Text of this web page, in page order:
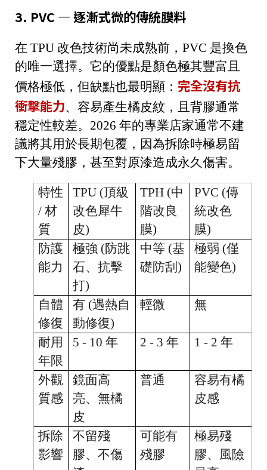
3. PVC — 逐漸式微的傳統膜料
在 TPU 改色技術尚未成熟前，PVC 是換色
的唯一選擇。它的優點是顏色極其豐富且
價格極低，但缺點也最明顯： 完全沒有抗
衝擊能力、容易產生橘皮紋，且背膠通常
穩定性較差。2026 年的專業店家通常不建
議將其用於長期包覆，因為拆除時極易留
下大量殘膠，甚至對原漆造成永久傷害。
特性
/ 材
質
TPU (頂級
改色犀牛
皮)
TPH (中
階改良
膜)
PVC (傳
統改色
膜)
防護
能力
極強 (防跳
石、抗擊
打)
中等 (基
礎防刮)
極弱 (僅
能變色)
自體
修復
有 (遇熱自
動修復)
輕微 無
耐用
年限
5 - 10 年 2 - 3 年 1 - 2 年
外觀
質感
鏡面高
亮、無橘
皮
普通
容易有橘
皮感
拆除
影響
不留殘
膠、不傷
可能有
殘膠
極易殘
膠、風險